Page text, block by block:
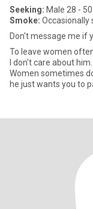
Seeking: Male 28 - 50
Smoke: Occasionally
Don't message me if
To leave women
I don't care about
Women sometimes